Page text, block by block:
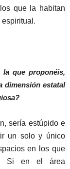
que la habitan
espiritual.
la que proponéis,
dimensión estatal
sería estúpido e
un solo y único
en los que
Si en el área